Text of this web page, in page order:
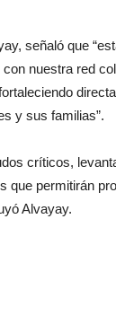
señaló que
nuestra red
y sus familias”.
críticos,
que permitirán
Alvayay.